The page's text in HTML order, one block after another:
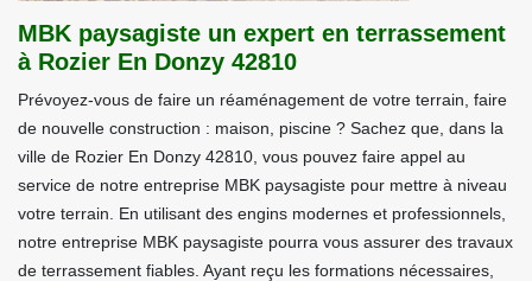
MBK paysagiste un expert en terrassement
à Rozier En Donzy 42810
Prévoyez-vous de faire un réaménagement de votre terrain, faire
de nouvelle construction : maison, piscine ? Sachez que, dans la
ville de Rozier En Donzy 42810, vous pouvez faire appel au
service de notre entreprise MBK paysagiste pour mettre à niveau
votre terrain. En utilisant des engins modernes et professionnels,
notre entreprise MBK paysagiste pourra vous assurer des travaux
de terrassement fiables. Ayant reçu les formations nécessaires,